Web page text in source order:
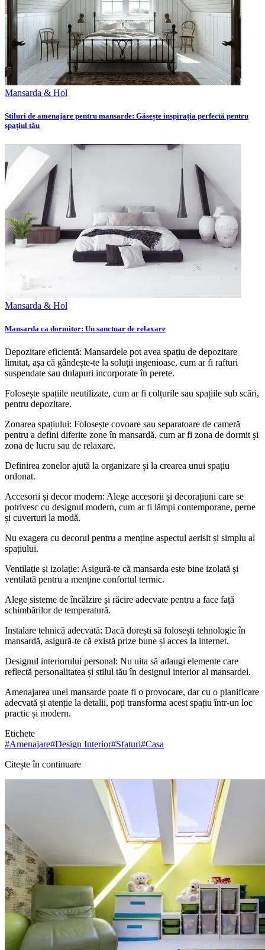
Mansarda & Hol
Stiluri de amenajare pentru mansarde: Găsește inspirația perfectă pentru
spațiul tău
Mansarda & Hol
Mansarda ca dormitor: Un sanctuar de relaxare
Depozitare eficientă: Mansardele pot avea spațiu de depozitare
limitat, așa că gândește-te la soluții ingenioase, cum ar fi rafturi
suspendate sau dulapuri incorporate în perete.
Folosește spațiile neutilizate, cum ar fi colțurile sau spațiile sub scări,
pentru depozitare.
Zonarea spațiului: Folosește covoare sau separatoare de cameră
pentru a defini diferite zone în mansardă, cum ar fi zona de dormit și
zona de lucru sau de relaxare.
Definirea zonelor ajută la organizare și la crearea unui spațiu
ordonat.
Accesorii și decor modern: Alege accesorii și decorațiuni care se
potrivesc cu designul modern, cum ar fi lămpi contemporane, perne
și cuverturi la modă.
Nu exagera cu decorul pentru a menține aspectul aerisit și simplu al
spațiului.
Ventilație și izolație: Asigură-te că mansarda este bine izolată și
ventilată pentru a menține confortul termic.
Alege sisteme de încălzire și răcire adecvate pentru a face față
schimbărilor de temperatură.
Instalare tehnică adecvată: Dacă dorești să folosești tehnologie în
mansardă, asigură-te că există prize bune și acces la internet.
Designul interiorului personal: Nu uita să adaugi elemente care
reflectă personalitatea și stilul tău în designul interior al mansardei.
Amenajarea unei mansarde poate fi o provocare, dar cu o planificare
adecvată și atenție la detalii, poți transforma acest spațiu într-un loc
practic și modern.
Etichete
#Amenajare#Design Interior#Sfaturi#Casa
Citește în continuare